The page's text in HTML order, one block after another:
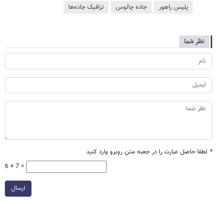
پلیس راهور جاده چالوس ترافیک جاده‌ها
نظر شما
* لطفا حاصل عبارت را در جعبه متن روبرو وارد کنید
6 + 7 =
ارسال